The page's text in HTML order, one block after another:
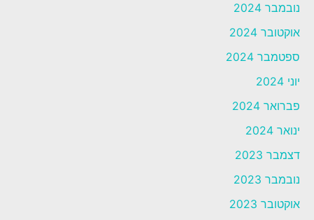
נובמבר 2024
אוקטובר 2024
ספטמבר 2024
יוני 2024
פברואר 2024
ינואר 2024
דצמבר 2023
נובמבר 2023
אוקטובר 2023